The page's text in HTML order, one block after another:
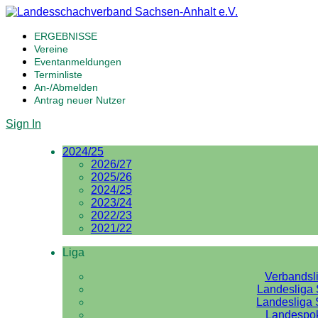
ERGEBNISSE
Vereine
Eventanmeldungen
Terminliste
An-/Abmelden
Antrag neuer Nutzer
Sign In
2024/25
2026/27
2025/26
2024/25
2023/24
2022/23
2021/22
Liga
Landesliga
Landesliga